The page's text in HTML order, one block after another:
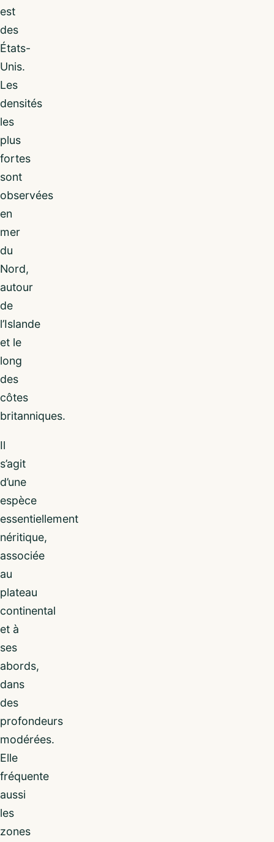
est
des
États-
Unis.
Les
densités
les
plus
fortes
sont
observées
en
mer
du
Nord,
autour
de
l’Islande
et le
long
des
côtes
britanniques.
Il
s’agit
d’une
espèce
essentiellement
néritique,
associée
au
plateau
continental
et à
ses
abords,
dans
des
profondeurs
modérées.
Elle
fréquente
aussi
les
zones